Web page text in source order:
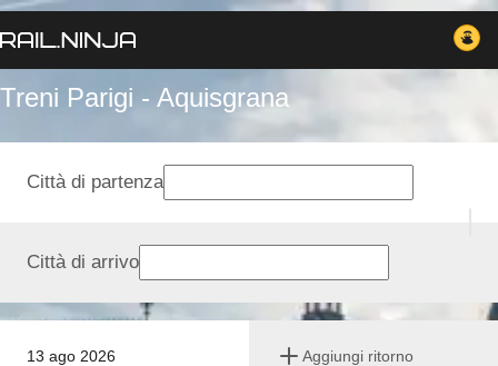
Treni Parigi - Aquisgrana
13 ago 2026 Aggiungi ritorno
Città di partenza
Città di arrivo